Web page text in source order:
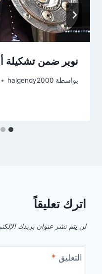
نوير ضمن تشكيلة
بواسطة halgendy2000
اترك تعليقاً
لن يتم نشر عنوان بريدك
التعليق *